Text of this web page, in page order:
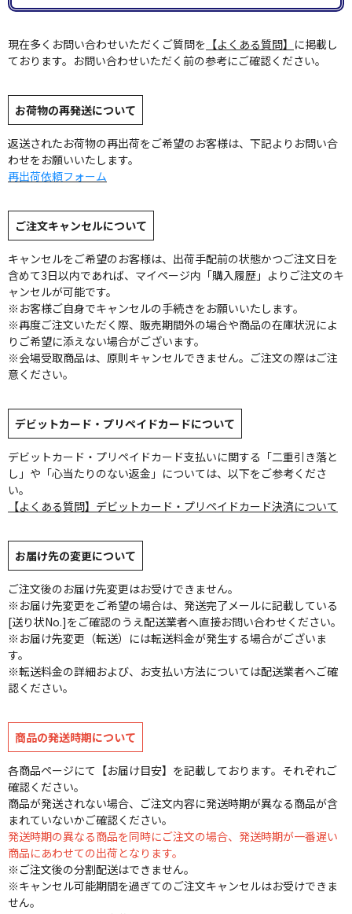
現在多くお問い合わせいただくご質問を 【よくある質問】 に掲載し
ております。お問い合わせいただく前の参考にご確認ください。
お荷物の再発送について
返送されたお荷物の再出荷をご希望のお客様は、下記よりお問い合
わせをお願いいたします。
再出荷依頼フォーム
ご注文キャンセルについて
キャンセルをご希望のお客様は、出荷手配前の状態かつご注文日を
含めて3日以内であれば、マイページ内「購入履歴」よりご注文のキ
ャンセルが可能です。
※お客様ご自身でキャンセルの手続きをお願いいたします。
※再度ご注文いただく際、販売期間外の場合や商品の在庫状況によ
りご希望に添えない場合がございます。
※会場受取商品は、原則キャンセルできません。ご注文の際はご注
意ください。
デビットカード・プリペイドカードについて
デビットカード・プリペイドカード支払いに関する「二重引き落と
し」や「心当たりのない返金」については、以下をご参考くださ
い。
【よくある質問】デビットカード・プリペイドカード決済について
お届け先の変更について
ご注文後のお届け先変更はお受けできません。
※お届け先変更をご希望の場合は、発送完了メールに記載している
[送り状No.]をご確認のうえ配送業者へ直接お問い合わせください。
※お届け先変更（転送）には転送料金が発生する場合がございま
す。
※転送料金の詳細および、お支払い方法については配送業者へご確
認ください。
商品の発送時期について
各商品ページにて【お届け目安】を記載しております。それぞれご
確認ください。
商品が発送されない場合、ご注文内容に発送時期が異なる商品が含
まれていないかご確認ください。
発送時期の異なる商品を同時にご注文の場合、発送時期が一番遅い
商品にあわせての出荷となります。
※ご注文後の分割配送はできません。
※キャンセル可能期間を過ぎてのご注文キャンセルはお受けできま
せん。